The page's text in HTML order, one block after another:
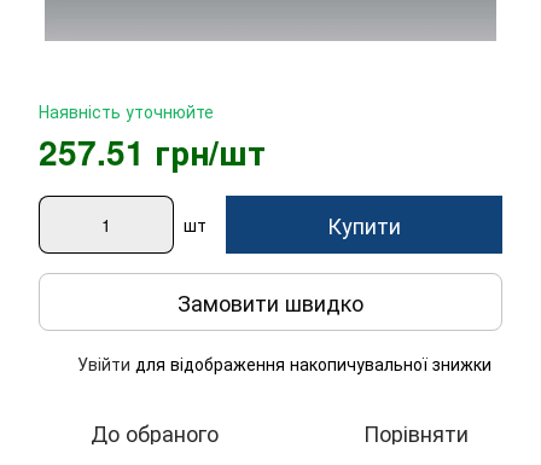
Наявність уточнюйте
257.51 грн/шт
шт Купити
Замовити швидко
Увійти для відображення накопичувальної знижки
До обраного Порівняти